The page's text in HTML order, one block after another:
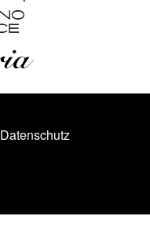
Datenschutz